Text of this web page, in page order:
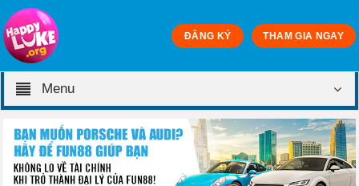
ĐĂNG KÝ THAM GIA NGAY
Menu